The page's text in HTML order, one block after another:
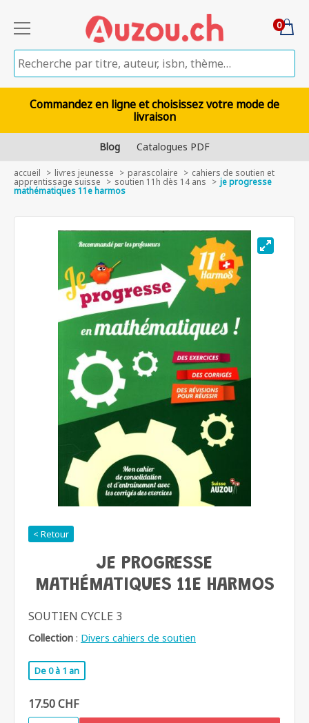
0
Commandez en ligne et choisissez votre mode de
livraison
Blog Catalogues PDF
accueil livres jeunesse parascolaire cahiers de soutien et
apprentissage suisse soutien 11h dès 14 ans je progresse
mathématiques 11e harmos
< Retour
JE PROGRESSE
MATHÉMATIQUES 11E HARMOS
SOUTIEN CYCLE 3
Collection : Divers cahiers de soutien
De 0 à 1 an
17.50 CHF